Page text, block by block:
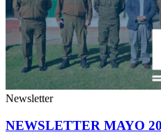
Newsletter
NEWSLETTER MAYO